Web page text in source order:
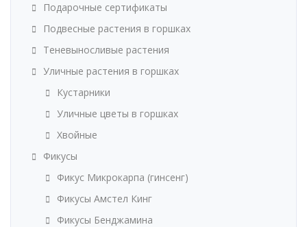
Подарочные сертификаты
Подвесные растения в горшках
Теневыносливые растения
Уличные растения в горшках
Кустарники
Уличные цветы в горшках
Хвойные
Фикусы
Фикус Микрокарпа (гинсенг)
Фикусы Амстел Кинг
Фикусы Бенджамина